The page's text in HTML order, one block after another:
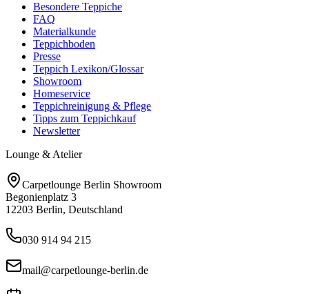
Besondere Teppiche
FAQ
Materialkunde
Teppichboden
Presse
Teppich Lexikon/Glossar
Showroom
Homeservice
Teppichreinigung & Pflege
Tipps zum Teppichkauf
Newsletter
Lounge & Atelier
Carpetlounge Berlin Showroom
Begonienplatz 3
12203 Berlin, Deutschland
030 914 94 215
mail@carpetlounge-berlin.de